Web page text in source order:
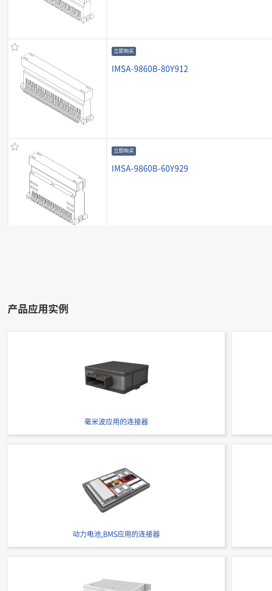
立即购买
IMSA-9860B-80Y912
立即购买
IMSA-9860B-60Y929
IMSA-9860B-50Y916
IMSA-9860B-40Y952
产品应用实例
毫米波应用的连接器
动力电池,BMS应用的连接器